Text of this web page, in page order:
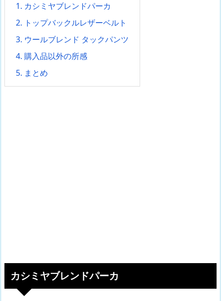
1. カシミヤブレンドパーカ
2. トップバックルレザーベルト
3. ウールブレンド タックパンツ
4. 購入品以外の所感
5. まとめ
カシミヤブレンドパーカ